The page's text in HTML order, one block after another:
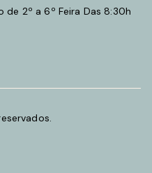
2º a 6º Feira Das 8:30h
page